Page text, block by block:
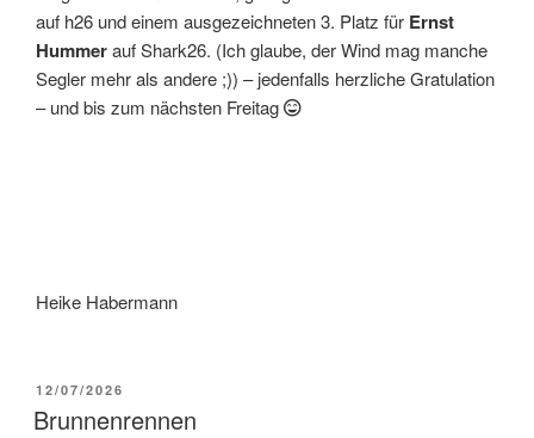
auf h26 und einem ausgezeichneten 3. Platz für Ernst
Hummerauf Shark26. (Ich glaube, der Wind mag manche
Segler mehr als andere ;)) – jedenfalls herzliche Gratulation
– und bis zum nächsten Freitag
Heike Habermann
VERÖFFENTLICHT
AM
12/07/2026
Brunnenrennen